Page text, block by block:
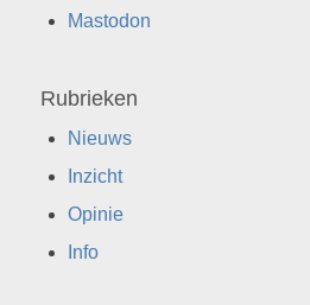
Mastodon
Rubrieken
Nieuws
Inzicht
Opinie
Info